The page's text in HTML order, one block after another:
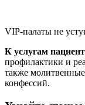
VIP-палаты не
К услугам
профилактики и
также
конфессий.